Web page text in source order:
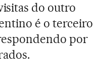
do outro
é o terceiro
por